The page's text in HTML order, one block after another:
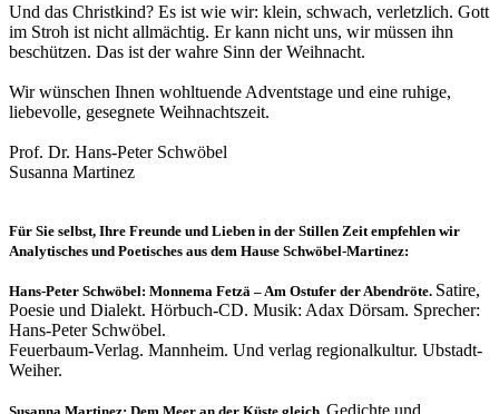
Und das Christkind? Es ist wie wir: klein, schwach, verletzlich. Gott
im Stroh ist nicht allmächtig. Er kann nicht uns, wir müssen ihn
beschützen. Das ist der wahre Sinn der Weihnacht.
Wir wünschen Ihnen wohltuende Adventstage und eine ruhige,
liebevolle, gesegnete Weihnachtszeit.
Prof. Dr. Hans-Peter Schwöbel
Susanna Martinez
Für Sie selbst, Ihre Freunde und Lieben in der Stillen Zeit empfehlen wir
Analytisches und Poetisches aus dem Hause Schwöbel-Martinez:
Hans-Peter Schwöbel: Monnema Fetzä – Am Ostufer der Abendröte. Satire,
Poesie und Dialekt. Hörbuch-CD. Musik: Adax Dörsam. Sprecher:
Hans-Peter Schwöbel.
Feuerbaum-Verlag. Mannheim. Und verlag regionalkultur. Ubstadt-
Weiher.
Gedichte und